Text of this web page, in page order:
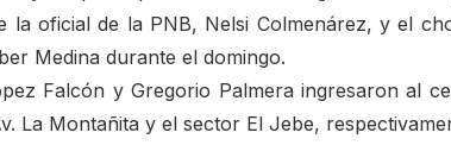
la oficial de la PNB, Nelsi Colmenárez, y el
Medina durante el domingo.
Falcón y Gregorio Palmera ingresaron al
La Montañita y el sector El Jebe,